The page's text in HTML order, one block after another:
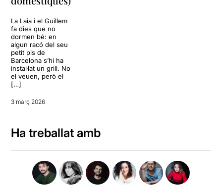
La Laia i el Guillem
fa dies que no
dormen bé: en
algun racó del seu
petit pis de
Barcelona s’hi ha
instal·lat un grill. No
el veuen, però el
[…]
3 març 2026
Ha treballat amb